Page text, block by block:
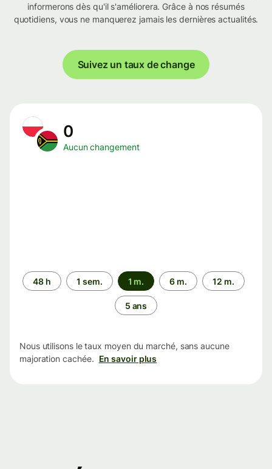
informerons dès qu'il s'améliorera. Grâce à nos résumés
quotidiens, vous ne manquerez jamais les dernières actualités.
Suivez un taux de change
0
Aucun changement
Période
48 h 1 sem. 1 m. 6 m. 12 m.
5 ans
Nous utilisons le taux moyen du marché, sans aucune
majoration cachée. En savoir plus